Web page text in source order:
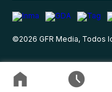
©2026 GFR Media, Todos